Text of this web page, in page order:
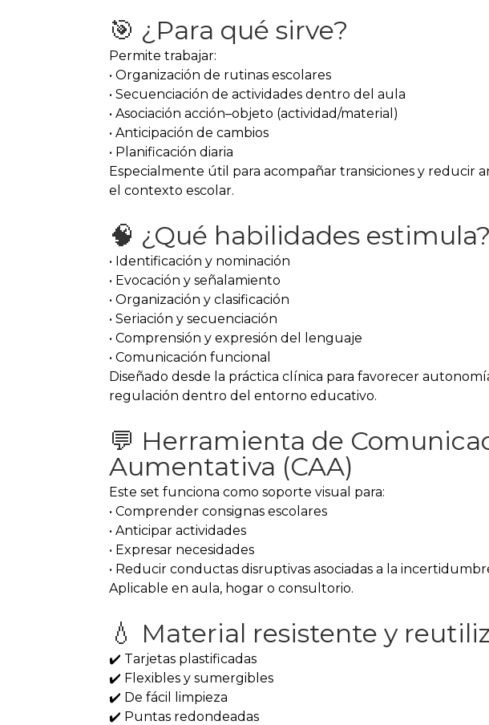
🎯 ¿Para qué sirve?
Permite trabajar:
• Organización de rutinas escolares
• Secuenciación de actividades dentro del aula
• Asociación acción–objeto (actividad/material)
• Anticipación de cambios
• Planificación diaria
Especialmente útil para acompañar transiciones y reducir
el contexto escolar.
🧠 ¿Qué habilidades estimula?
• Identificación y nominación
• Evocación y señalamiento
• Organización y clasificación
• Seriación y secuenciación
• Comprensión y expresión del lenguaje
• Comunicación funcional
Diseñado desde la práctica clínica para favorecer
regulación dentro del entorno educativo.
💬 Herramienta de
Aumentativa (CAA)
Este set funciona como soporte visual para:
• Comprender consignas escolares
• Anticipar actividades
• Expresar necesidades
• Reducir conductas disruptivas asociadas a la
Aplicable en aula, hogar o consultorio.
💧 Material resistente y
✔️ Tarjetas plastificadas
✔️ Flexibles y sumergibles
✔️ De fácil limpieza
✔️ Puntas redondeadas